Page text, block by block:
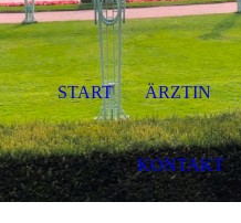
START ÄRZTIN
KONTAKT